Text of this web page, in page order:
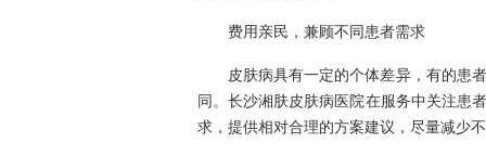
费用亲民，兼顾不同患者需求
皮肤病具有一定的个体差异，有的患
同。长沙湘肤皮肤病医院在服务中关注患
求，提供相对合理的方案建议，尽量减少